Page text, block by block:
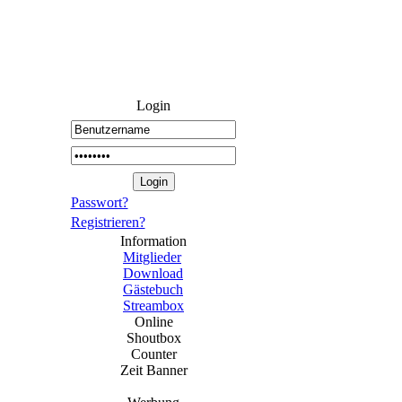
Login
Passwort?
Registrieren?
Information
Mitglieder
Download
Gästebuch
Streambox
Online
Shoutbox
Counter
Zeit Banner